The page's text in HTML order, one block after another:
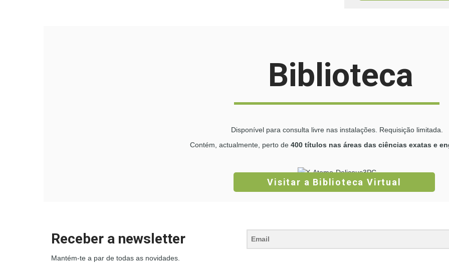
Biblioteca
Disponível para consulta livre nas instalações. Requisição limitada.
Contém, actualmente, perto de 400 títulos nas áreas das ciências exatas e
Visitar a Biblioteca Virtual
Receber a newsletter
Mantém-te a par de todas as novidades.